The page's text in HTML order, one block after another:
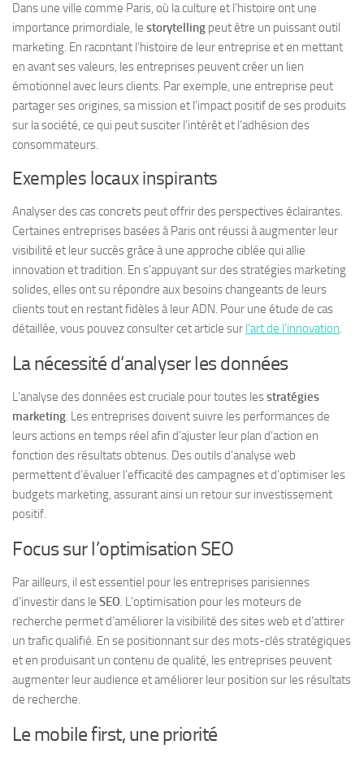
Dans une ville comme Paris, où la culture et l’histoire ont une
importance primordiale, le storytelling peut être un puissant outil
marketing. En racontant l’histoire de leur entreprise et en mettant
en avant ses valeurs, les entreprises peuvent créer un lien
émotionnel avec leurs clients. Par exemple, une entreprise peut
partager ses origines, sa mission et l’impact positif de ses produits
sur la société, ce qui peut susciter l’intérêt et l’adhésion des
consommateurs.
Exemples locaux inspirants
Analyser des cas concrets peut offrir des perspectives éclairantes.
Certaines entreprises basées à Paris ont réussi à augmenter leur
visibilité et leur succès grâce à une approche ciblée qui allie
innovation et tradition. En s’appuyant sur des stratégies marketing
solides, elles ont su répondre aux besoins changeants de leurs
clients tout en restant fidèles à leur ADN. Pour une étude de cas
détaillée, vous pouvez consulter cet article sur l’art de l’innovation.
La nécessité d’analyser les données
L’analyse des données est cruciale pour toutes lesstratégies
marketing. Les entreprises doivent suivre les performances de
leurs actions en temps réel afin d’ajuster leur plan d’action en
fonction des résultats obtenus. Des outils d’analyse web
permettent d’évaluer l’efficacité des campagnes et d’optimiser les
budgets marketing, assurant ainsi un retour sur investissement
positif.
Focus sur l’optimisation SEO
Par ailleurs, il est essentiel pour les entreprises parisiennes
d’investir dans le SEO. L’optimisation pour les moteurs de
recherche permet d’améliorer la visibilité des sites web et d’attirer
un trafic qualifié. En se positionnant sur des mots-clés stratégiques
et en produisant un contenu de qualité, les entreprises peuvent
augmenter leur audience et améliorer leur position sur les résultats
de recherche.
Le mobile first, une priorité